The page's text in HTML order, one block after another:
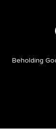
Beholding